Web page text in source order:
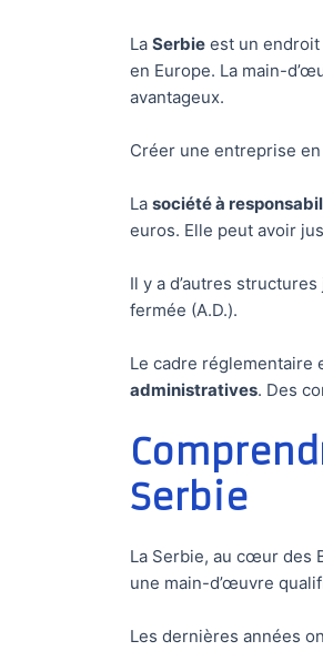
La Serbie est un
en Europe. La main-
avantageux.
Créer une entreprise en
La société à
euros. Elle peut avoir
Il y a d’autres
fermée (A.D.).
Le cadre réglementaire
administratives. Des
Serbie
La Serbie, au cœur des
une main-d’œuvre
Les dernières années